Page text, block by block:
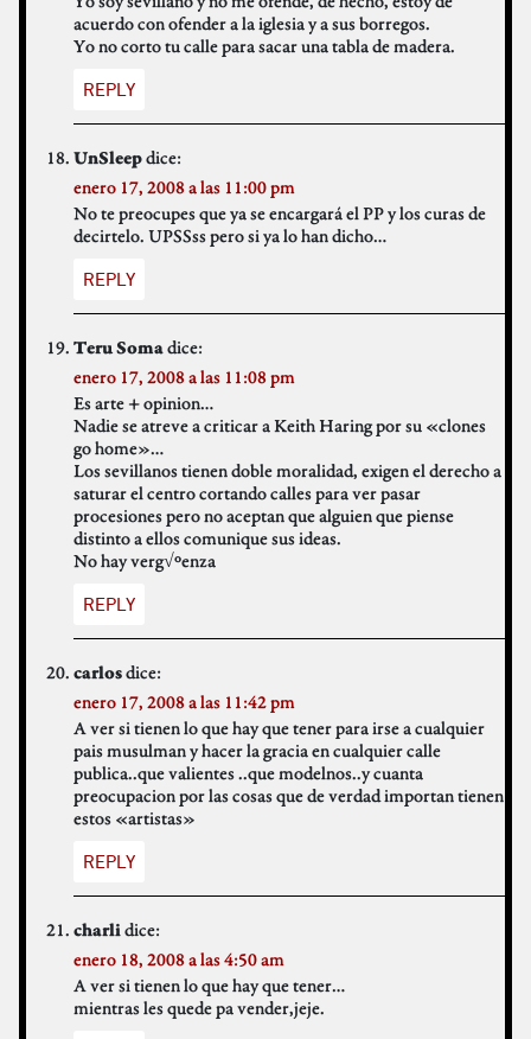
acuerdo con ofender a la iglesia y a sus borregos.
Yo no corto tu calle para sacar una tabla de madera.
REPLY
UnSleepdice:
enero 17, 2008 a las 11:00 pm
No te preocupes que ya se encargará el PP y los curas de
decirtelo. UPSSss pero si ya lo han dicho…
REPLY
Teru Somadice:
enero 17, 2008 a las 11:08 pm
Es arte + opinion…
Nadie se atreve a criticar a Keith Haring por su «clones
go home»…
Los sevillanos tienen doble moralidad, exigen el derecho a
saturar el centro cortando calles para ver pasar
procesiones pero no aceptan que alguien que piense
distinto a ellos comunique sus ideas.
No hay verg√ºenza
REPLY
carlosdice:
enero 17, 2008 a las 11:42 pm
A ver si tienen lo que hay que tener para irse a cualquier
pais musulman y hacer la gracia en cualquier calle
publica..que valientes ..que modelnos..y cuanta
preocupacion por las cosas que de verdad importan tienen
estos «artistas»
REPLY
charlidice:
enero 18, 2008 a las 4:50 am
A ver si tienen lo que hay que tener…
mientras les quede pa vender,jeje.